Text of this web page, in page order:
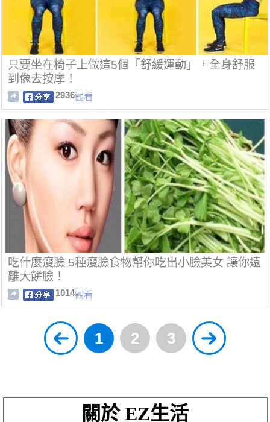
只要坐在椅子上做這5個「舒緩運動」，全身舒服
到像去按摩！
2936觀看
吃什麼瘦臉 5種瘦臉食物幫你吃出小臉美女 讓你遠
離大餅臉！
1014觀看
1 2 3
關於 EZ生活